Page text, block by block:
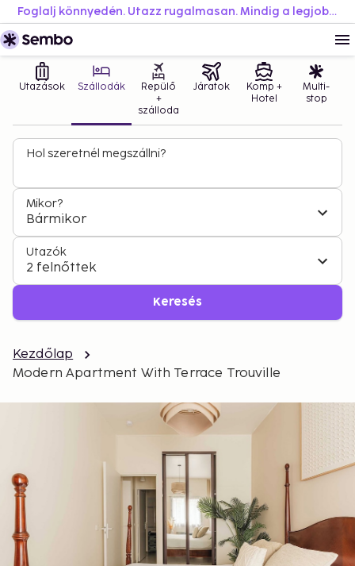
Foglalj könnyedén. Utazz rugalmasan. Mindig a legjobb áron.
Utazások Szállodák
Repülő
+
szálloda
Járatok
Komp +
Hotel
Multi-
stop
Hol szeretnél megszállni?
Mikor?
Bármikor
Utazók
2 felnőttek
Keresés
Kezdőlap
Modern Apartment With Terrace Trouville